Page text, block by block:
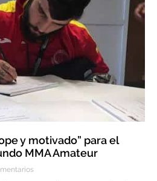
y motivado” para el
MMA Amateur